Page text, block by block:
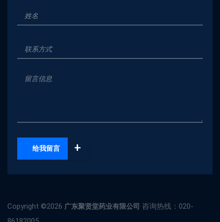
给我留言 +
Copyright ©2026 广东聚贤堂药业有限公司 咨询热线：020-